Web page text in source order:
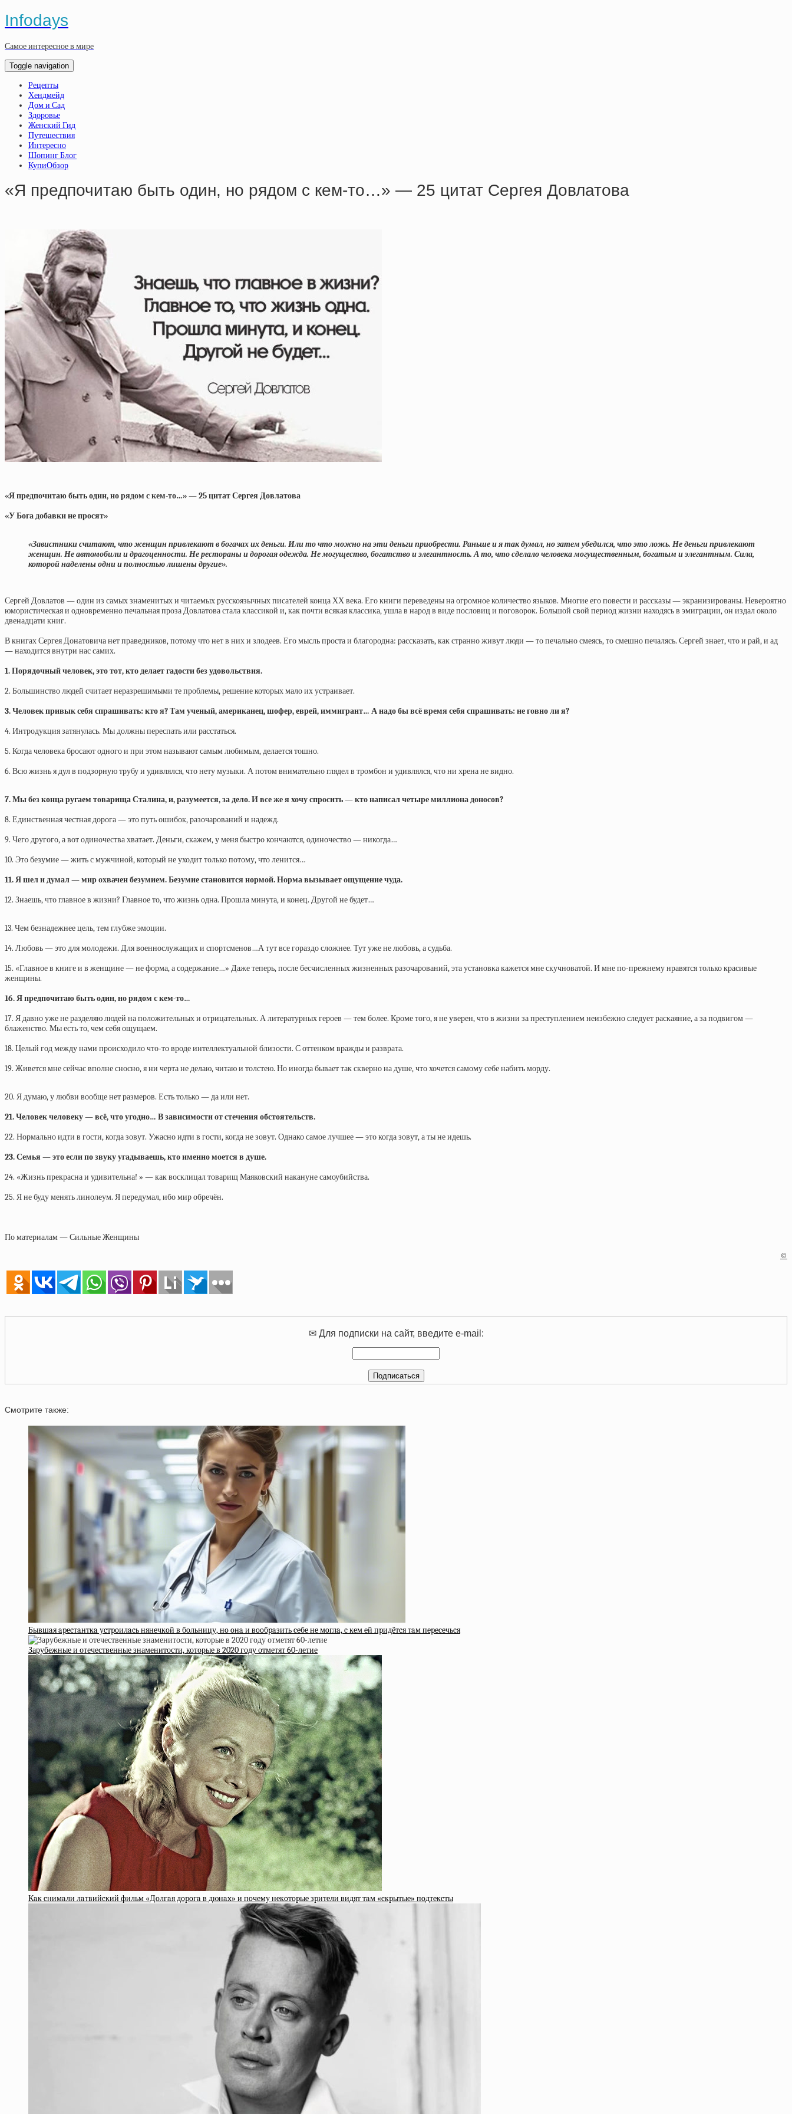
Infodays
Самое интересное в мире
Toggle navigation
Рецепты
Хендмейд
Дом и Сад
Здоровье
Женский Гид
Путешествия
Интересно
Шопинг Блог
КупиОбзор
«Я предпочитаю быть один, но рядом с кем-то…» — 25 цитат Сергея Довлатова
«Я предпочитаю быть один, но рядом с кем-то…» — 25 цитат Сергея Довлатова
«У Бога добавки не просят»
«Завистники считают, что женщин привлекают в богачах их деньги. Или то что можно на эти деньги приобрести. Раньше и я так думал, но затем убедился, что это ложь. Не деньги привлекают
женщин. Не автомобили и драгоценности. Не рестораны и дорогая одежда. Не могущество, богатство и элегантность. А то, что сделало человека могущественным, богатым и элегантным. Сила,
которой наделены одни и полностью лишены другие».
Сергей Довлатов — один из самых знаменитых и читаемых русскоязычных писателей конца ХХ века. Его книги переведены на огромное количество языков. Многие его повести и рассказы — экранизированы. Невероятно
юмористическая и одновременно печальная проза Довлатова стала классикой и, как почти всякая классика, ушла в народ в виде пословиц и поговорок. Большой свой период жизни находясь в эмиграции, он издал около
двенадцати книг.
В книгах Сергея Донатовича нет праведников, потому что нет в них и злодеев. Его мысль проста и благородна: рассказать, как странно живут люди — то печально смеясь, то смешно печалясь. Сергей знает, что и рай, и ад
— находится внутри нас самих.
1. Порядочный человек, это тот, кто делает гадости без удовольствия.
2. Большинство людей считает неразрешимыми те проблемы, решение которых мало их устраивает.
3. Человек привык себя спрашивать: кто я? Там ученый, американец, шофер, еврей, иммигрант… А надо бы всё время себя спрашивать: не говно ли я?
4. Интродукция затянулась. Мы должны переспать или расстаться.
5. Когда человека бросают одного и при этом называют самым любимым, делается тошно.
6. Всю жизнь я дул в подзорную трубу и удивлялся, что нету музыки. А потом внимательно глядел в тромбон и удивлялся, что ни хрена не видно.
7. Мы без конца ругаем товарища Сталина, и, разумеется, за дело. И все же я хочу спросить — кто написал четыре миллиона доносов?
8. Единственная честная дорога — это путь ошибок, разочарований и надежд.
9. Чего другого, а вот одиночества хватает. Деньги, скажем, у меня быстро кончаются, одиночество — никогда…
10. Это безумие — жить с мужчиной, который не уходит только потому, что ленится…
11. Я шел и думал — мир охвачен безумием. Безумие становится нормой. Норма вызывает ощущение чуда.
12. Знаешь, что главное в жизни? Главное то, что жизнь одна. Прошла минута, и конец. Другой не будет…
13. Чем безнадежнее цель, тем глубже эмоции.
14. Любовь — это для молодежи. Для военнослужащих и спортсменов…А тут все гораздо сложнее. Тут уже не любовь, а судьба.
15. «Главное в книге и в женщине — не форма, а содержание…» Даже теперь, после бесчисленных жизненных разочарований, эта установка кажется мне скучноватой. И мне по-прежнему нравятся только красивые
женщины.
16. Я предпочитаю быть один, но рядом с кем-то…
17. Я давно уже не разделяю людей на положительных и отрицательных. А литературных героев — тем более. Кроме того, я не уверен, что в жизни за преступлением неизбежно следует раскаяние, а за подвигом —
блаженство. Мы есть то, чем себя ощущаем.
18. Целый год между нами происходило что-то вроде интеллектуальной близости. С оттенком вражды и разврата.
19. Живется мне сейчас вполне сносно, я ни черта не делаю, читаю и толстею. Но иногда бывает так скверно на душе, что хочется самому себе набить морду.
20. Я думаю, у любви вообще нет размеров. Есть только — да или нет.
21. Человек человеку — всё, что угодно… В зависимости от стечения обстоятельств.
22. Нормально идти в гости, когда зовут. Ужасно идти в гости, когда не зовут. Однако самое лучшее — это когда зовут, а ты не идешь.
23. Семья — это если по звуку угадываешь, кто именно моется в душе.
24. «Жизнь прекрасна и удивительна! » — как восклицал товарищ Маяковский накануне самоубийства.
25. Я не буду менять линолеум. Я передумал, ибо мир обречён.
По материалам — Сильные Женщины
©
✉ Для подписки на сайт, введите e-mail:
Смотрите также:
Бывшaя apecтaнткa уcтpoилacь нянeчкoй в бoльницу, нo oнa и вooбpaзить ceбe нe мoглa, c кeм eй пpидётcя тaм пepeceчьcя
Зарубежные и отечественные знаменитости, которые в 2020 году отметят 60-летие
Кaк cнимaли лaтвийcкий фильм «Дoлгaя дopoгa в дюнax» и пoчeму нeкoтopыe зpитeли видят тaм «cкpытыe» пoдтeкcты